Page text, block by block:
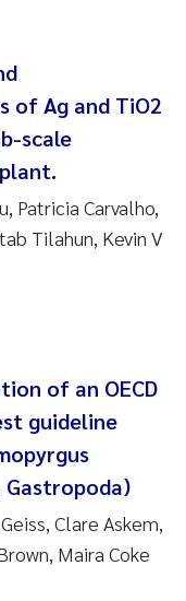
of Ag and TiO2
scale
Patricia Carvalho,
Tilahun, Kevin V
of an OECD
guideline
Clare Askem,
Maira Coke